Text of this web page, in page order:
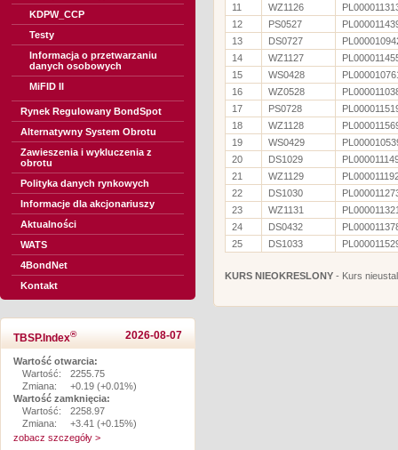
KDPW_CCP
Testy
Informacja o przetwarzaniu
danych osobowych
MiFID II
Rynek Regulowany BondSpot
Alternatywny System Obrotu
Zawieszenia i wykluczenia z
obrotu
Polityka danych rynkowych
Informacje dla akcjonariuszy
Aktualności
WATS
4BondNet
Kontakt
TBSP.Index® 2026-08-07
Wartość otwarcia:
Wartość:
2255.75
Zmiana:
+0.19 (+0.01%)
Wartość zamknięcia:
Wartość:
2258.97
Zmiana:
+3.41 (+0.15%)
zobacz szczegóły >
11
WZ1126
12
PS0527
13
DS0727
14
WZ1127
15
WS0428
16
WZ0528
17
PS0728
18
WZ1128
19
WS0429
20
DS1029
21
WZ1129
22
DS1030
23
WZ1131
24
DS0432
25
DS1033
KURS NIEOKRESLONY - Kurs